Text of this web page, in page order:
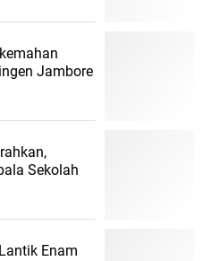
Jambore
Sekolah
Enam